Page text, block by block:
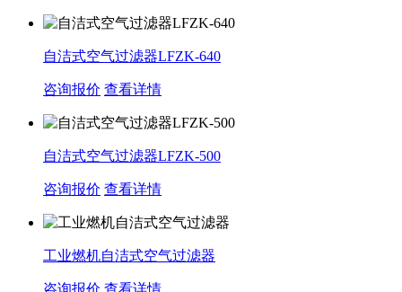
自洁式空气过滤器LFZK-640
咨询报价 查看详情
自洁式空气过滤器LFZK-500
咨询报价 查看详情
工业燃机自洁式空气过滤器